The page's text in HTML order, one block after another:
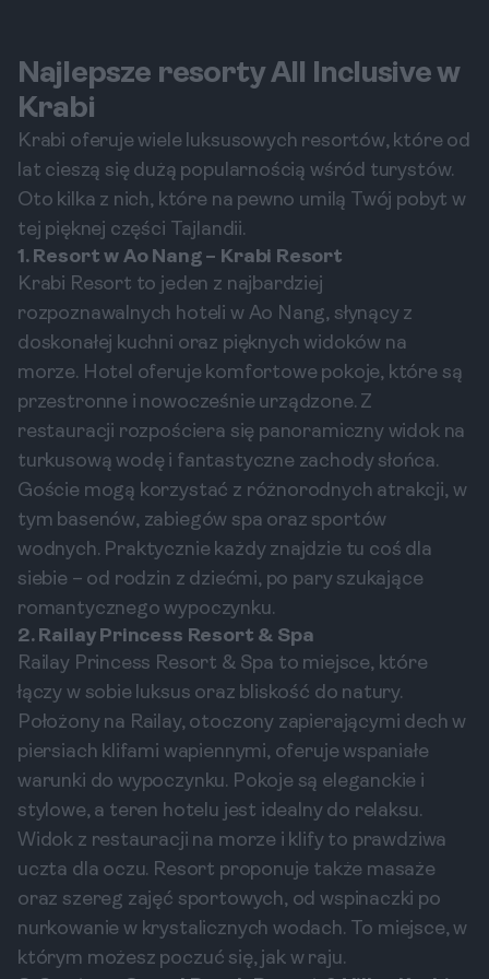
Najlepsze resorty All Inclusive w
Krabi
Krabi oferuje wiele luksusowych resortów, które od
lat cieszą się dużą popularnością wśród turystów.
Oto kilka z nich, które na pewno umilą Twój pobyt w
tej pięknej części Tajlandii.
1. Resort w Ao Nang – Krabi Resort
Krabi Resort to jeden z najbardziej
rozpoznawalnych hoteli w Ao Nang, słynący z
doskonałej kuchni oraz pięknych widoków na
morze. Hotel oferuje komfortowe pokoje, które są
przestronne i nowocześnie urządzone. Z
restauracji rozpościera się panoramiczny widok na
turkusową wodę i fantastyczne zachody słońca.
Goście mogą korzystać z różnorodnych atrakcji, w
tym basenów, zabiegów spa oraz sportów
wodnych. Praktycznie każdy znajdzie tu coś dla
siebie – od rodzin z dziećmi, po pary szukające
romantycznego wypoczynku.
2. Railay Princess Resort & Spa
Railay Princess Resort & Spa to miejsce, które
łączy w sobie luksus oraz bliskość do natury.
Położony na Railay, otoczony zapierającymi dech w
piersiach klifami wapiennymi, oferuje wspaniałe
warunki do wypoczynku. Pokoje są eleganckie i
stylowe, a teren hotelu jest idealny do relaksu.
Widok z restauracji na morze i klify to prawdziwa
uczta dla oczu. Resort proponuje także masaże
oraz szereg zajęć sportowych, od wspinaczki po
nurkowanie w krystalicznych wodach. To miejsce, w
którym możesz poczuć się, jak w raju.